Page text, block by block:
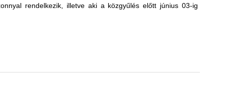
rendelkezik, illetve aki a közgyűlés előtt június 03-ig